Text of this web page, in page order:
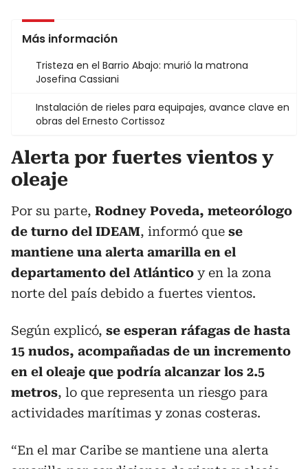
Más información
Tristeza en el Barrio Abajo: murió la matrona
Josefina Cassiani
Instalación de rieles para equipajes, avance clave en
obras del Ernesto Cortissoz
Alerta por fuertes vientos y
oleaje
Por su parte, Rodney Poveda, meteorólogo
de turno del IDEAM, informó que se
mantiene una alerta amarilla en el
departamento del Atlántico y en la zona
norte del país debido a fuertes vientos.
Según explicó, se esperan ráfagas de hasta
15 nudos, acompañadas de un incremento
en el oleaje que podría alcanzar los 2.5
metros, lo que representa un riesgo para
actividades marítimas y zonas costeras.
“En el mar Caribe se mantiene una alerta